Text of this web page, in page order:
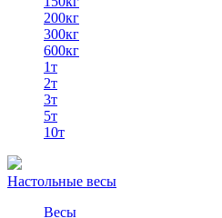
200кг
300кг
600кг
1т
2т
3т
5т
10т
Настольные весы
Весы